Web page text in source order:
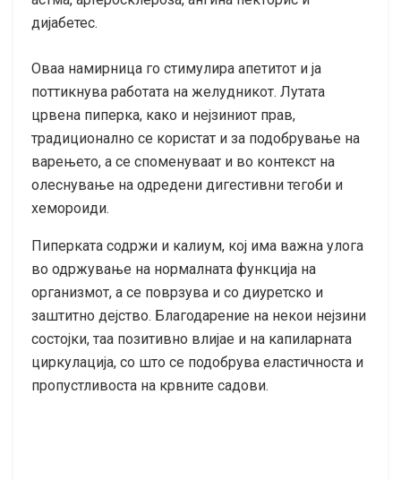
дијабетес.
Оваа намирница го стимулира апетитот и ја
поттикнува работата на желудникот. Лутата
црвена пиперка, како и нејзиниот прав,
традиционално се користат и за подобрување на
варењето, а се споменуваат и во контекст на
олеснување на одредени дигестивни тегоби и
хемороиди.
Пиперката содржи и калиум, кој има важна улога
во одржување на нормалната функција на
организмот, а се поврзува и со диуретско и
заштитно дејство. Благодарение на некои нејзини
состојки, таа позитивно влијае и на капиларната
циркулација, со што се подобрува еластичноста и
пропустливоста на крвните садови.